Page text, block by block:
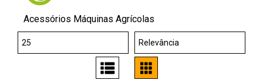
Acessórios Máquinas Agrícolas